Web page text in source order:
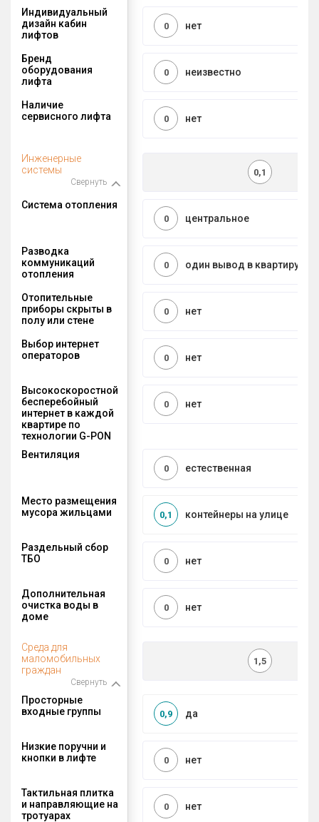
Индивидуальный
дизайн кабин
лифтов
нет
0
Бренд
оборудования
лифта
неизвестно
0
Наличие
сервисного лифта
нет
0
Инженерные
системы
Свернуть
0,1
Система отопления
центральное
0
Разводка
коммуникаций
отопления
один вывод в квартиру
0
Отопительные
приборы скрыты в
полу или стене
нет
0
Выбор интернет
операторов
нет
0
Высокоскоростной
бесперебойный
интернет в каждой
квартире по
технологии G-PON
нет
0
Вентиляция
естественная
0
Место размещения
мусора жильцами
контейнеры на улице
0,1
Раздельный сбор
ТБО
нет
0
Дополнительная
очистка воды в
доме
нет
0
Среда для
маломобильных
граждан
Свернуть
1,5
Просторные
входные группы
да
0,9
Низкие поручни и
кнопки в лифте
нет
0
Тактильная плитка
и направляющие на
тротуарах
нет
0